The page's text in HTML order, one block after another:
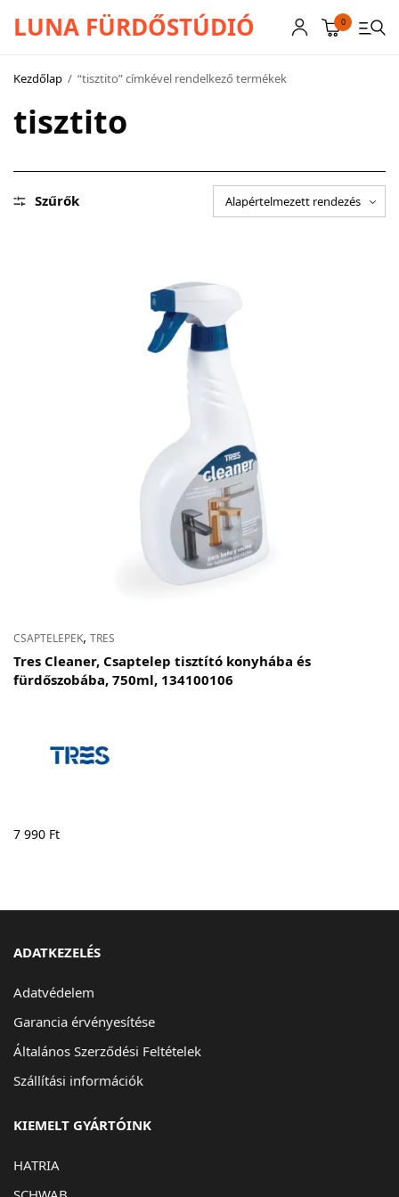
LUNA FÜRDŐSTÚDIÓ 0
Kezdőlap / “tisztito” címkével rendelkező termékek
tisztito
Szűrők
CSAPTELEPEK, TRES
Tres Cleaner, Csaptelep tisztító konyhába és
fürdőszobába, 750ml, 134100106
7 990 Ft
ADATKEZELÉS
Adatvédelem
Garancia érvényesítése
Általános Szerződési Feltételek
Szállítási információk
KIEMELT GYÁRTÓINK
HATRIA
CSAPTELEPEK
SCHWAB
TOVÁBBI TERMÉKEK
BEMUTATÓTERMÜNK KÉPEKBEN
Általános Szerződési Feltételek
Premium WordPress Themes